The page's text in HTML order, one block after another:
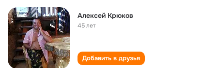
Алексей Крюков
45 лет
Добавить в друзья